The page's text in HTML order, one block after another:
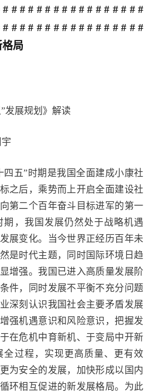
# # # # # # # # # # # # # # # #
# # # # # # # # # # # # # # # #
局
展规划》解读
四五”时期是我国全面建成小康社
之后，乘势而上开启全面建设社
第二个百年奋斗目标进军的第一
，我国发展仍然处于战略机遇
展变化。当今世界正经历百年未
是时代主题，同时国际环境日趋
增强。我国已进入高质量发展阶
件，同时发展不平衡不充分问题
深刻认识我国社会主要矛盾发展
强机遇意识和风险意识，把握发
在危机中育新机、于变局中开新
全过程，实现更高质量、更有效
为安全的发展，加快形成以国内
环相互促进的新发展格局。为此